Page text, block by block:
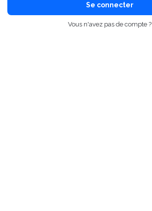
Se connecter
Vous n'avez pas de compte ?